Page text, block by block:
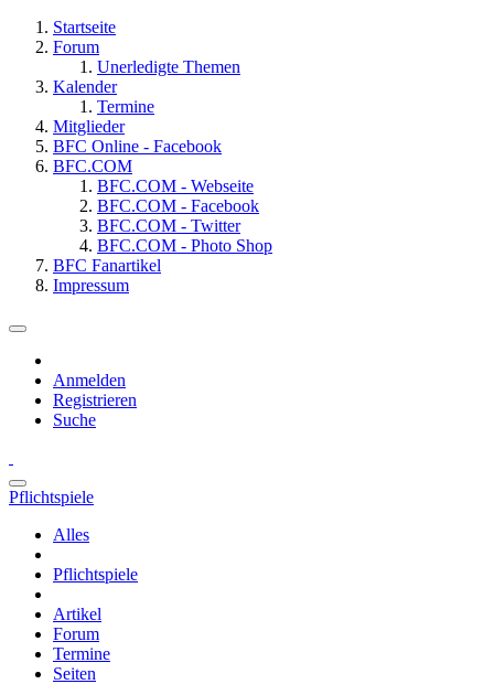
Startseite
Forum
Unerledigte Themen
Kalender
Termine
Mitglieder
BFC Online - Facebook
BFC.COM
BFC.COM - Webseite
BFC.COM - Facebook
BFC.COM - Twitter
BFC.COM - Photo Shop
BFC Fanartikel
Impressum
Anmelden
Registrieren
Suche
Pflichtspiele
Alles
Pflichtspiele
Artikel
Forum
Termine
Seiten